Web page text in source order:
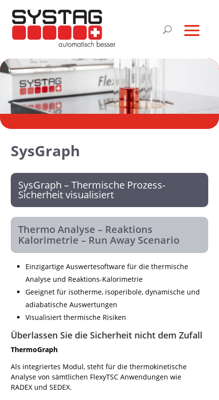
SysGraph
SysGraph – Thermische Prozess-
Sicherheit visualisiert
Thermo Analyse – Reaktions
Kalorimetrie – Run Away Scenario
Einzigartige Auswertesoftware für die thermische
Analyse und Reaktions-Kalorimetrie
Geeignet für isotherme, isoperibole, dynamische und
adiabatische Auswertungen
Visualisiert thermische Risiken
Überlassen Sie die Sicherheit nicht dem Zufall
ThermoGraph
Als integriertes Modul, steht für die thermokinetische
Analyse von sämtlichen FlexyTSC Anwendungen wie
RADEX und SEDEX.